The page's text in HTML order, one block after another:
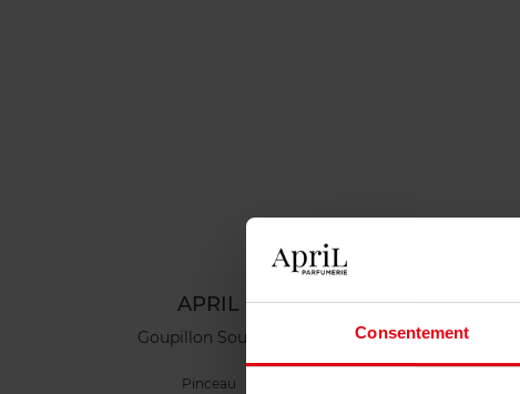
Consentement
APRIL
Goupillon Sourcils
Pinceau
Rouleau de